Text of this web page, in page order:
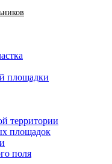
площадки
территории
площадок
поля